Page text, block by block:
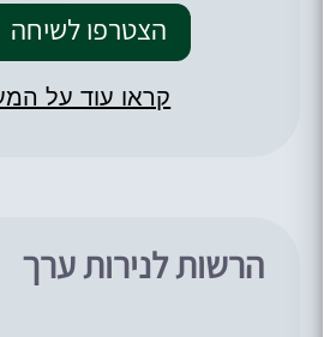
הצטרפו לשיחה
קראו עוד על
הרשות לנירות ערך